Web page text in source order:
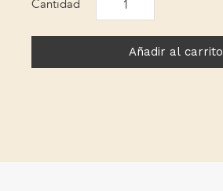
Ambrosia
Añadir al carrito